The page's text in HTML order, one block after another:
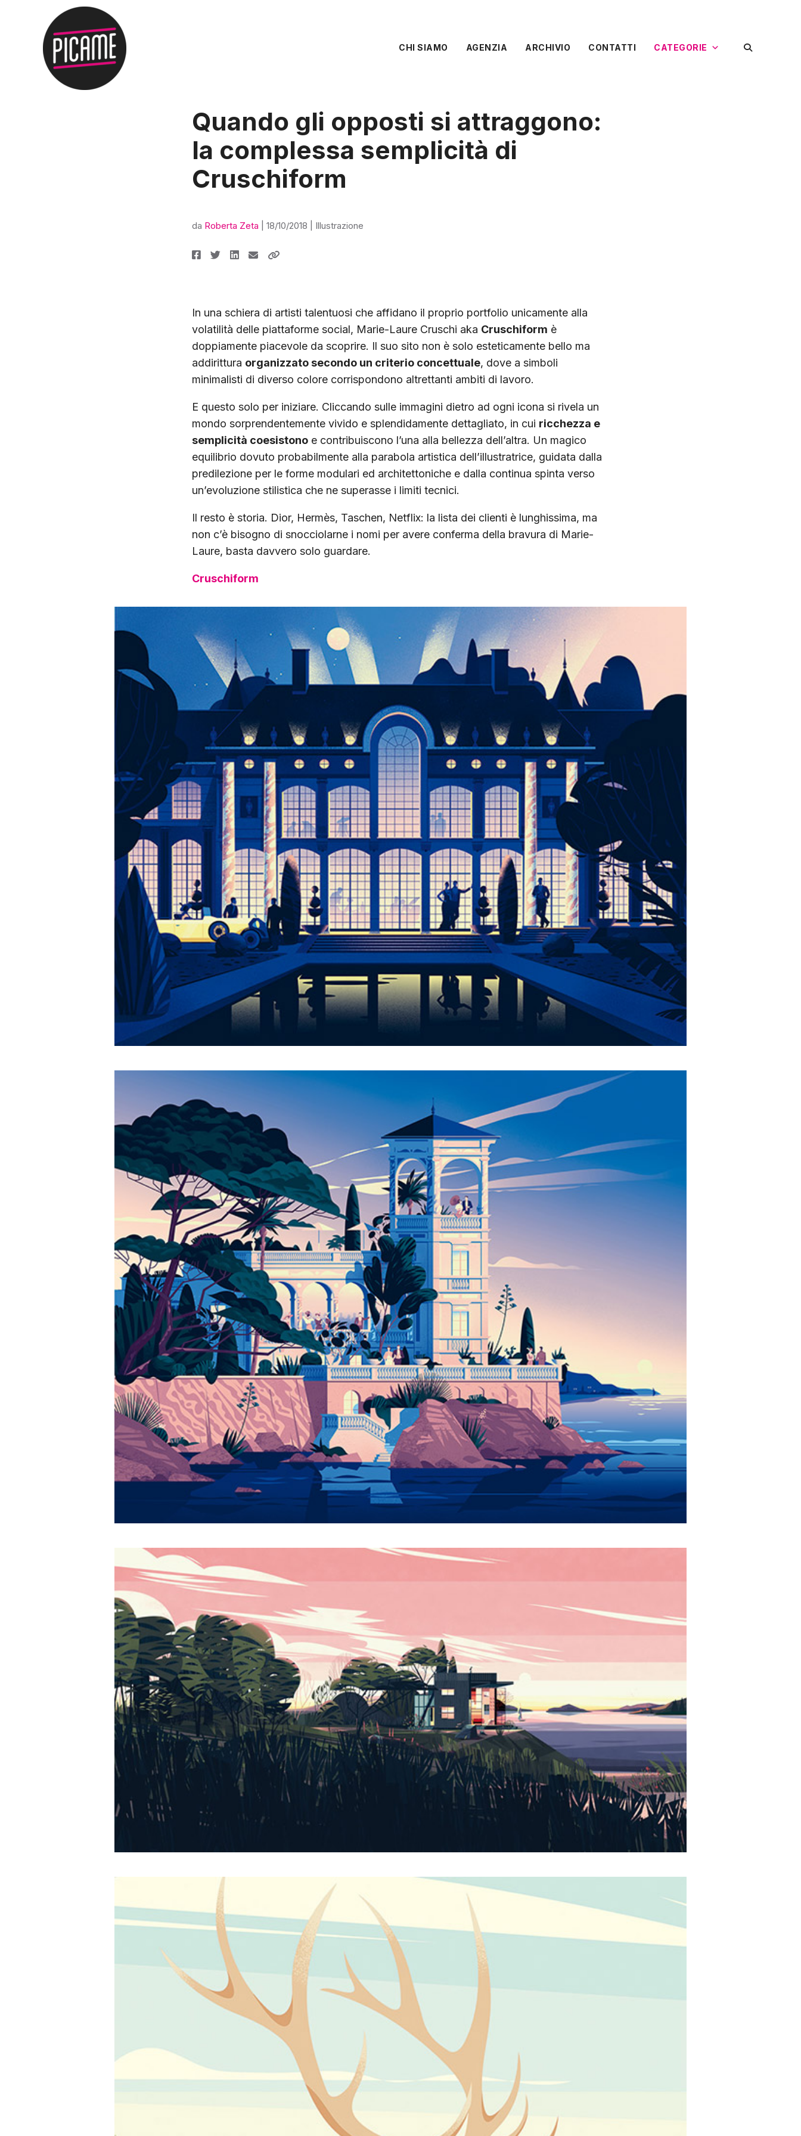
CHI SIAMO AGENZIA ARCHIVIO CONTATTI CATEGORIE
Quando gli opposti si attraggono:
la complessa semplicità di
Cruschiform
da Roberta Zeta 18/10/2018 Illustrazione
In una schiera di artisti talentuosi che affidano il proprio portfolio unicamente alla
volatilità delle piattaforme social, Marie-Laure Cruschi aka Cruschiform è
doppiamente piacevole da scoprire. Il suo sito non è solo esteticamente bello ma
addirittura organizzato secondo un criterio concettuale, dove a simboli
minimalisti di diverso colore corrispondono altrettanti ambiti di lavoro.
E questo solo per iniziare. Cliccando sulle immagini dietro ad ogni icona si rivela un
mondo sorprendentemente vivido e splendidamente dettagliato, in cui ricchezza e
semplicità coesistono e contribuiscono l’una alla bellezza dell’altra. Un magico
equilibrio dovuto probabilmente alla parabola artistica dell’illustratrice, guidata dalla
predilezione per le forme modulari ed architettoniche e dalla continua spinta verso
un’evoluzione stilistica che ne superasse i limiti tecnici.
Il resto è storia. Dior, Hermès, Taschen, Netflix: la lista dei clienti è lunghissima, ma
non c’è bisogno di snocciolarne i nomi per avere conferma della bravura di Marie-
Laure, basta davvero solo guardare.
Cruschiform